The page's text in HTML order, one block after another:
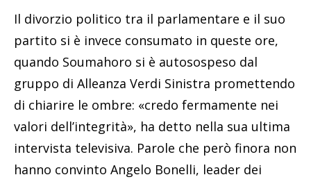
Il divorzio politico tra il parlamentare e il suo
partito si è invece consumato in queste ore,
quando Soumahoro si è autosospeso dal
gruppo di Alleanza Verdi Sinistra promettendo
di chiarire le ombre: «credo fermamente nei
valori dell’integrità», ha detto nella sua ultima
intervista televisiva. Parole che però finora non
hanno convinto Angelo Bonelli, leader dei